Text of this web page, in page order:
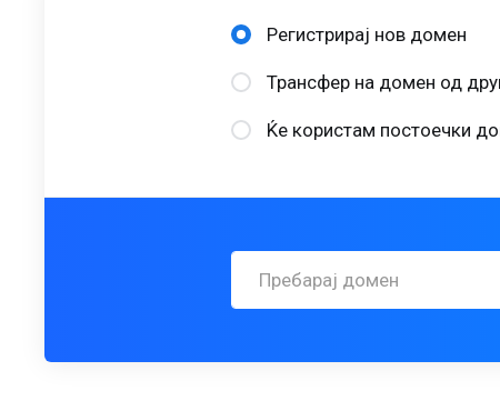
Регистрирај нов домен
Трансфер на домен од
Ќе користам постоечки